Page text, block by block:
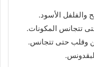
والفلفل الأسود.
تتجانس المكونات.
وقلب حتى تتجانس.